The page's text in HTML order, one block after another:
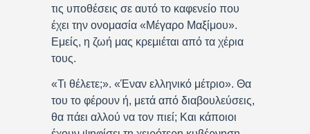
τις υποθέσεις σε αυτό το καφενείο που
έχει την ονομασία «Μέγαρο Μαξίμου».
Εμείς, η ζωή μας κρεμιέται από τα χέρια
τους.
«Τι θέλετε;». «Έναν ελληνικό μέτριο». Θα
του το φέρουν ή, μετά από διαβουλεύσεις,
θα πάει αλλού να τον πιεί; Και κάποιοι